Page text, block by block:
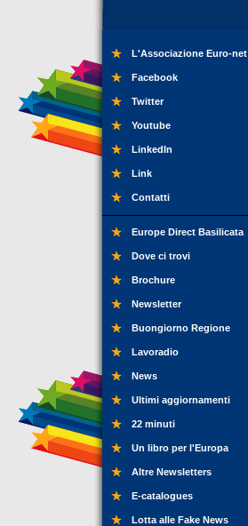
L'Associazione Euro-net
Facebook
Twitter
Youtube
LinkedIn
Link
Contatti
Europe Direct Basilicata
Dove ci trovi
Brochure
Newsletter
Buongiorno Regione
Lavoradio
News
Ultimi aggiornamenti
22 minuti
Un libro per l'Europa
Altre Newsletters
E-catalogues
Lotta alle Fake News